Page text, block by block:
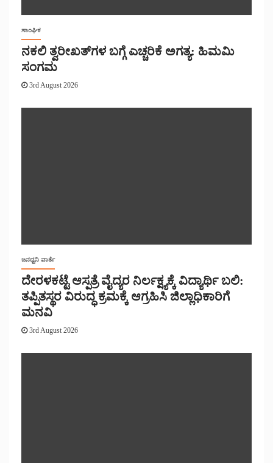
ಸಾಂಘಿಕ
ನಕಲಿ ತ್ವರೀಖತ್‌ಗಳ ಬಗ್ಗೆ ಎಚ್ಚರಿಕೆ ಅಗತ್ಯ: ಹಿಮಮಿ
ಸಂಗಮ
3rd August 2026
ಜನಧ್ವನಿ ವಾರ್ತೆ
ದೇರಳಕಟ್ಟೆ ಆಸ್ಪತ್ರೆ ವೈದ್ಯರ ನಿರ್ಲಕ್ಷ್ಯಕ್ಕೆ ವಿದ್ಯಾರ್ಥಿ ಬಲಿ:
ತಪ್ಪಿತಸ್ಥರ ವಿರುದ್ಧ ಕ್ರಮಕ್ಕೆ ಆಗ್ರಹಿಸಿ ಜಿಲ್ಲಾಧಿಕಾರಿಗೆ
ಮನವಿ
3rd August 2026